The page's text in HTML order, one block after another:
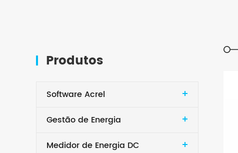
Produtos
Software Acrel
Gestão de Energia
Medidor de Energia DC